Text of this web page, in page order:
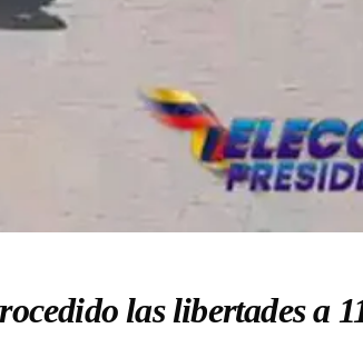
las libertades a